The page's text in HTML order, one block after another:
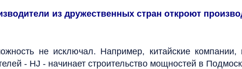
из дружественных стран откроют
не исключал. Например, китайские
- HJ - начинает строительство мощностей в